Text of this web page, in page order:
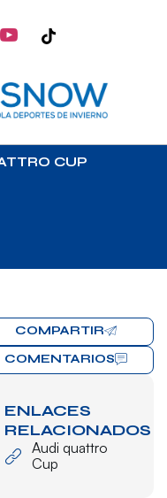
CUP
COMPARTIR
COMENTARIOS
ENLACES
RELACIONADOS
Audi quattro
Cup